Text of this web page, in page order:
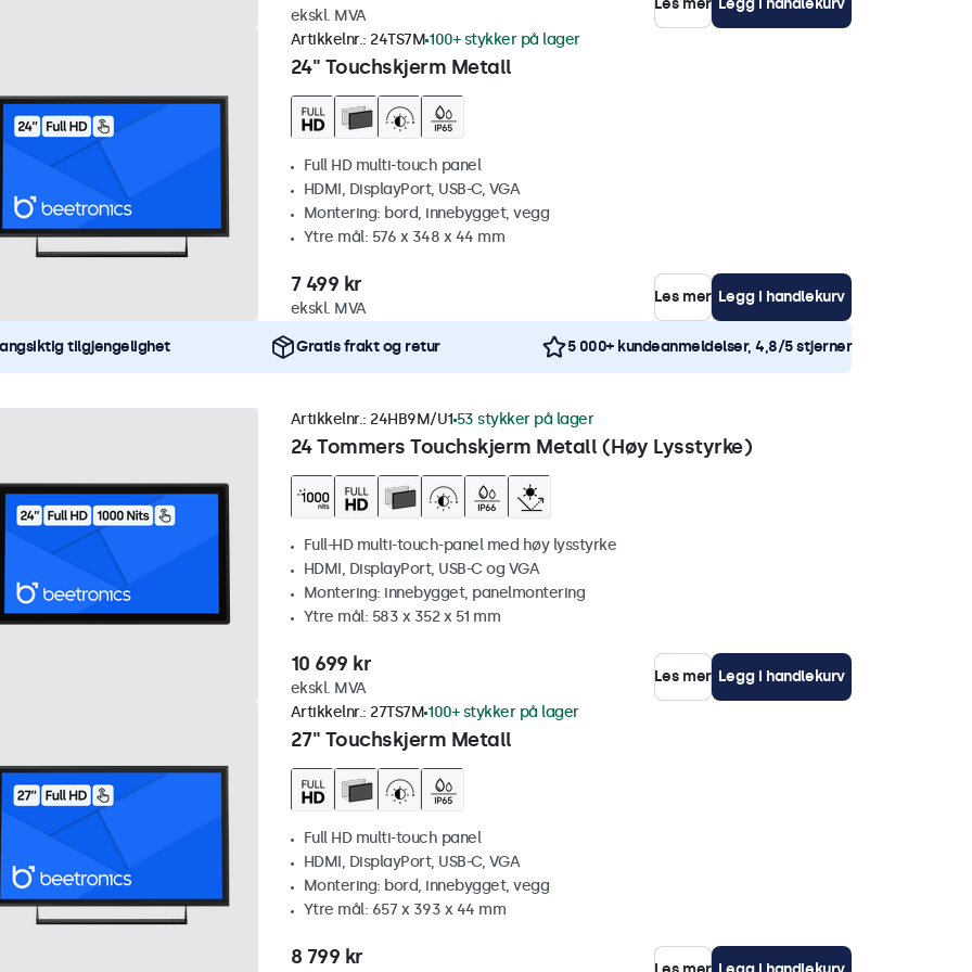
ekskl. MVA
Les mer Legg i handlekurv
24" Touchskjerm Metall
Artikkelnr.: 24TS7M 100+ stykker på lager
Full HD multi-touch panel
HDMI, DisplayPort, USB-C, VGA
Montering: bord, innebygget, vegg
Ytre mål: 576 x 348 x 44 mm
7 499 kr
ekskl. MVA
Les mer Legg i handlekurv
tilgjengelighet Gratis frakt og retur 5 000+ kundeanmeldelser, 4,8/5 stjerner
24 Tommers Touchskjerm Metall (Høy Lysstyrke)
Artikkelnr.: 24HB9M/U1 53 stykker på lager
Full-HD multi-touch-panel med høy lysstyrke
HDMI, DisplayPort, USB-C og VGA
Montering: innebygget, panelmontering
Ytre mål: 583 x 352 x 51 mm
10 699 kr
ekskl. MVA
Les mer Legg i handlekurv
27" Touchskjerm Metall
Artikkelnr.: 27TS7M 100+ stykker på lager
Full HD multi-touch panel
HDMI, DisplayPort, USB-C, VGA
Montering: bord, innebygget, vegg
Ytre mål: 657 x 393 x 44 mm
8 799 kr